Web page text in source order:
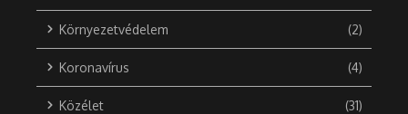
Környezetvédelem (2)
Koronavírus (4)
Közélet (31)